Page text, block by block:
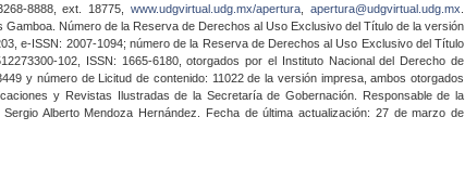
8888, ext. 18775,www.udgvirtual.udg.mx/apertura apertura@udgvirtual.udg.mx
Gamboa. Número de la Reserva de Derechos al Uso Exclusivo del Título de la versión
e-ISSN: 2007-1094; número de la Reserva de Derechos al Uso Exclusivo del Título
102, ISSN: 1665-6180, otorgados por el Instituto Nacional del Derecho de
y número de Licitud de contenido: 11022 de la versión impresa, ambos otorgados
y Revistas Ilustradas de la Secretaría de Gobernación. Responsable de la
Alberto Mendoza Hernández. Fecha de última actualización: 27 de marzo de